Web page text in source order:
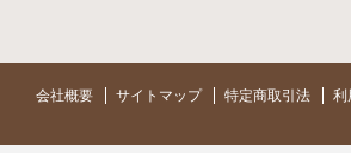
会社概要 サイトマップ 特定商取引法 利